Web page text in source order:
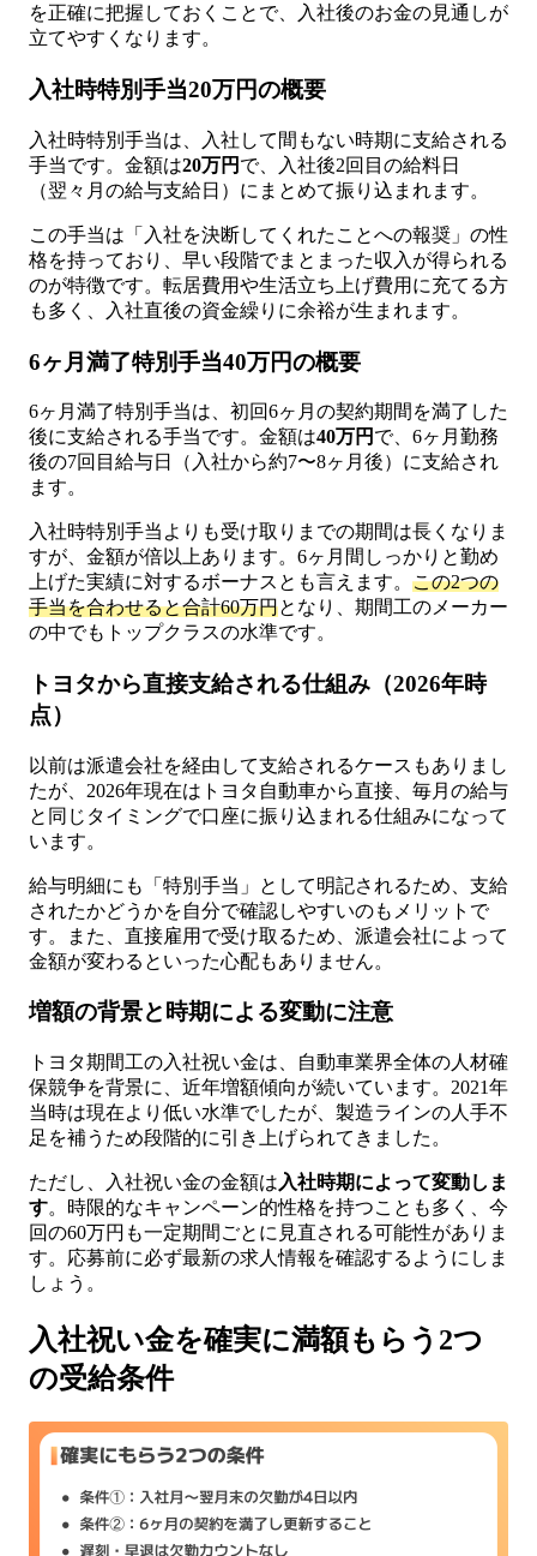
を正確に把握しておくことで、入社後のお金の見通しが
立てやすくなります。
入社時特別手当20万円の概要
入社時特別手当は、入社して間もない時期に支給される
手当です。金額は20万円 で、入社後2回目の給料日
（翌々月の給与支給日）にまとめて振り込まれます。
この手当は「入社を決断してくれたことへの報奨」の性
格を持っており、早い段階でまとまった収入が得られる
のが特徴です。転居費用や生活立ち上げ費用に充てる方
も多く、入社直後の資金繰りに余裕が生まれます。
6ヶ月満了特別手当40万円の概要
6ヶ月満了特別手当は、初回6ヶ月の契約期間を満了した
後に支給される手当です。金額は40万円 で、6ヶ月勤務
後の7回目給与日（入社から約7〜8ヶ月後）に支給され
ます。
入社時特別手当よりも受け取りまでの期間は長くなりま
すが、金額が倍以上あります。6ヶ月間しっかりと勤め
上げた実績に対するボーナスとも言えます。 この2つの
手当を合わせると合計60万円となり、期間工のメーカー
の中でもトップクラスの水準です。
トヨタから直接支給される仕組み（2026年時
点）
以前は派遣会社を経由して支給されるケースもありまし
たが、2026年現在はトヨタ自動車から直接、毎月の給与
と同じタイミングで口座に振り込まれる仕組みになって
います。
給与明細にも「特別手当」として明記されるため、支給
されたかどうかを自分で確認しやすいのもメリットで
す。また、直接雇用で受け取るため、派遣会社によって
金額が変わるといった心配もありません。
増額の背景と時期による変動に注意
トヨタ期間工の入社祝い金は、自動車業界全体の人材確
保競争を背景に、近年増額傾向が続いています。2021年
当時は現在より低い水準でしたが、製造ラインの人手不
足を補うため段階的に引き上げられてきました。
ただし、入社祝い金の金額は 入社時期によって変動しま
す。時限的なキャンペーン的性格を持つことも多く、今
回の60万円も一定期間ごとに見直される可能性がありま
す。応募前に必ず最新の求人情報を確認するようにしま
しょう。
入社祝い金を確実に満額もらう2つ
の受給条件